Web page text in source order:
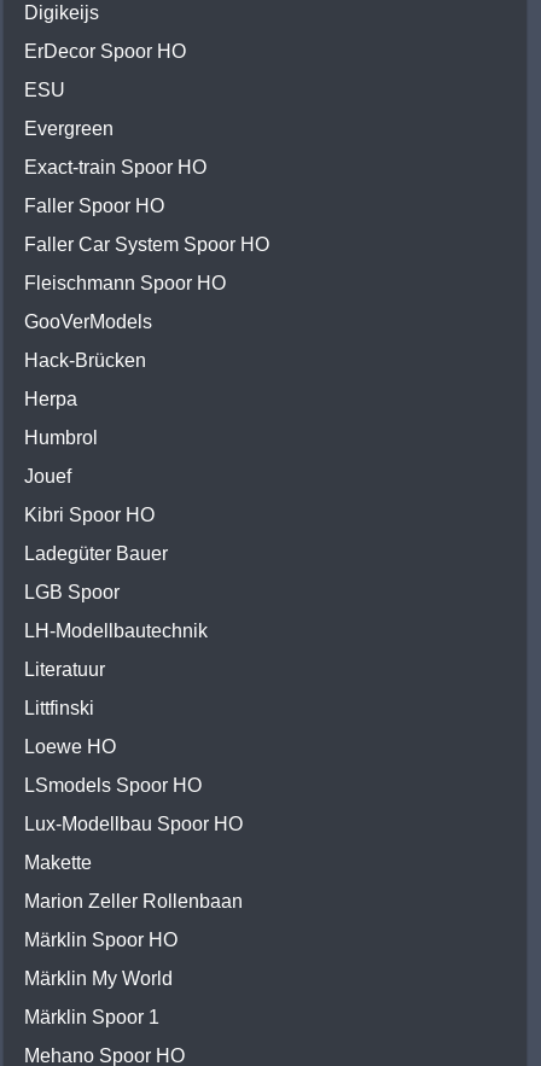
Digikeijs
ErDecor Spoor HO
ESU
Evergreen
Exact-train Spoor HO
Faller Spoor HO
Faller Car System Spoor HO
Fleischmann Spoor HO
GooVerModels
Hack-Brücken
Herpa
Humbrol
Jouef
Kibri Spoor HO
Ladegüter Bauer
LGB Spoor
LH-Modellbautechnik
Literatuur
Littfinski
Loewe HO
LSmodels Spoor HO
Lux-Modellbau Spoor HO
Makette
Marion Zeller Rollenbaan
Märklin Spoor HO
Märklin My World
Märklin Spoor 1
Mehano Spoor HO